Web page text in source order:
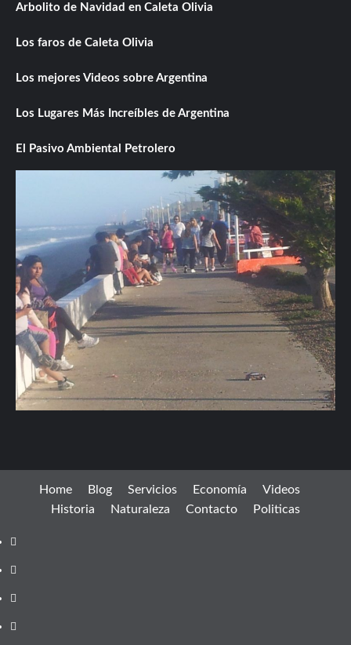
Arbolito de Navidad en Caleta Olivia
Los faros de Caleta Olivia
Los mejores Videos sobre Argentina
Los Lugares Más Increíbles de Argentina
El Pasivo Ambiental Petrolero
Home Blog Servicios Economía
Videos
Historia
Naturaleza Contacto Politicas
Facebook
instagram
twitter
youtube